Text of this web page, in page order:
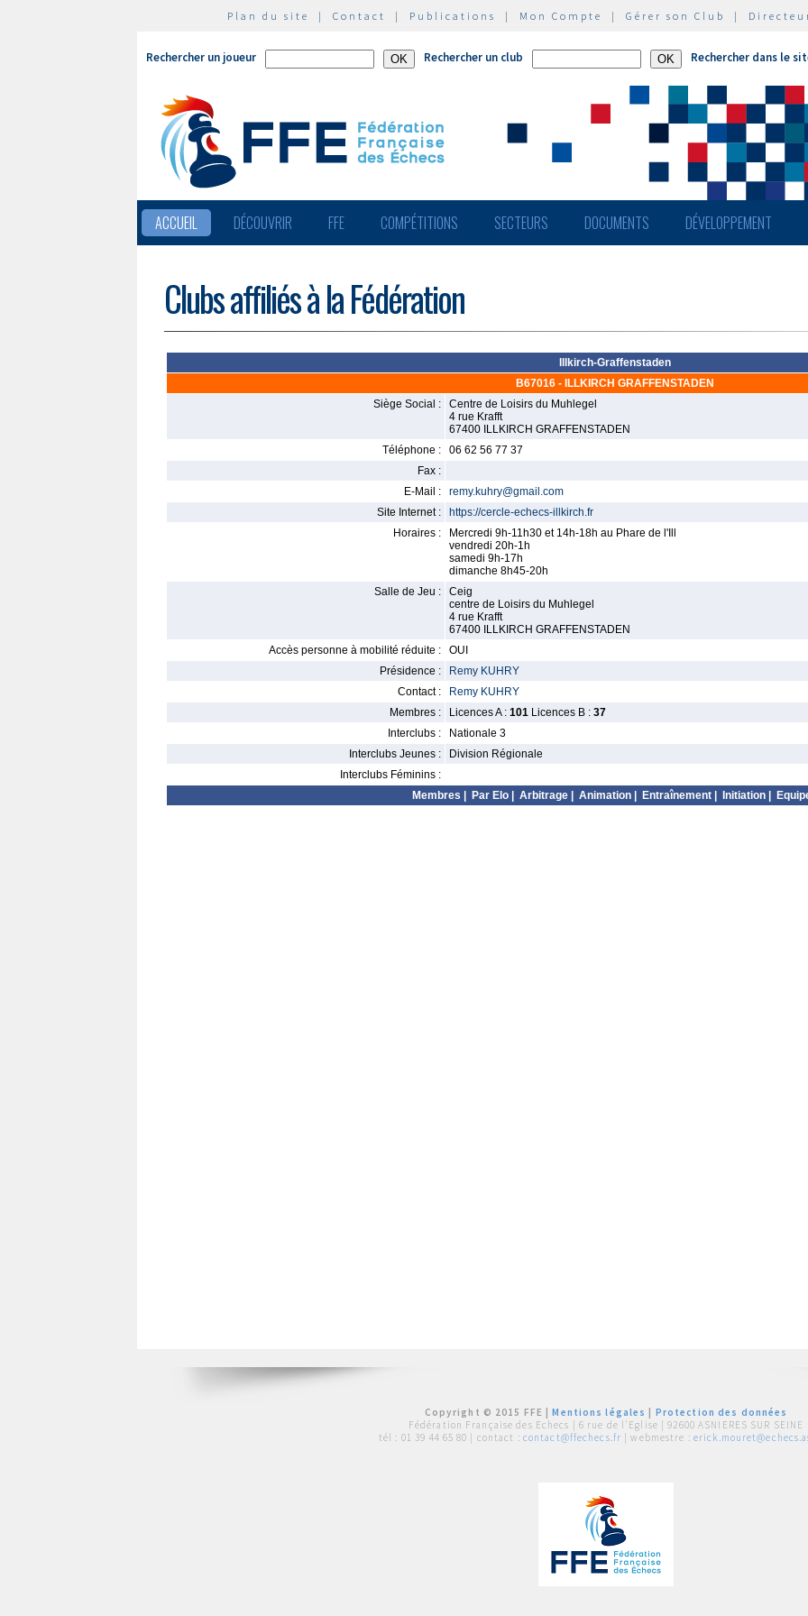
Plan du site | Contact | Publications | Mon Compte | Gérer son Club |
Rechercher un joueur Rechercher un club Rechercher dans le
ACCUEIL DÉCOUVRIR FFE COMPÉTITIONS SECTEURS DOCUMENTS DÉVELOPPEMENT
Clubs affiliés à la Fédération
Illkirch-Graffenstaden
B67016 - ILLKIRCH GRAFFENSTADEN
Siège Social :
Centre de Loisirs du Muhlegel
4 rue Krafft
67400 ILLKIRCH GRAFFENSTADEN
Téléphone :
06 62 56 77 37
Fax :
E-Mail :
remy.kuhry@gmail.com
Site Internet :
https://cercle-echecs-illkirch.fr
Horaires :
Mercredi 9h-11h30 et 14h-18h au Phare de l'Ill
vendredi 20h-1h
samedi 9h-17h
dimanche 8h45-20h
Salle de Jeu :
Ceig
centre de Loisirs du Muhlegel
4 rue Krafft
67400 ILLKIRCH GRAFFENSTADEN
Accès personne à mobilité réduite :
OUI
Présidence :
Remy KUHRY
Contact :
Remy KUHRY
Membres :
Licences A : 101 Licences B : 37
Interclubs :
Nationale 3
Interclubs Jeunes :
Division Régionale
Interclubs Féminins :
Membres
Par Elo Arbitrage Animation Entraînement Initiation
Copyright © 2015 FFE |Mentions légales
Protection des données
Fédération Française des Echecs | 6 rue de l'Eglise | 92600 ASNIERES SUR SEINE
tél : 01 39 44 65 80 | contact : contact@ffechecs.fr | webmestre :